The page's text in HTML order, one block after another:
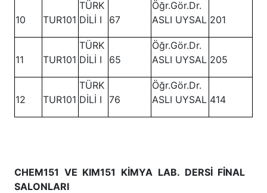
10 TUR101
TÜRK
DİLİ I
67
Öğr.Gör.Dr.
ASLI UYSAL 201
11 TUR101
TÜRK
DİLİ I
65
Öğr.Gör.Dr.
ASLI UYSAL 205
12 TUR101
TÜRK
DİLİ I
76
Öğr.Gör.Dr.
ASLI UYSAL 414
CHEM151 VE KIM151 KİMYA LAB. DERSİ FİNAL
SALONLARI